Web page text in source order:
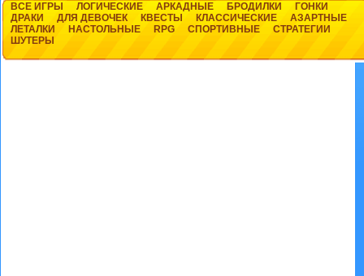
ВСЕ ИГРЫ ЛОГИЧЕСКИЕ АРКАДНЫЕ БРОДИЛКИ
ГОНКИ
ДРАКИ
ДЛЯ ДЕВОЧЕК КВЕСТЫ КЛАССИЧЕСКИЕ
АЗАРТНЫЕ
ЛЕТАЛКИ
НАСТОЛЬНЫЕ RPG СПОРТИВНЫЕ
СТРАТЕГИИ
ШУТЕРЫ